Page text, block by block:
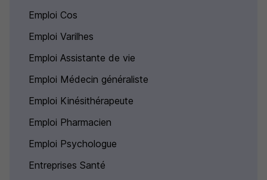
Emploi Cos
Emploi Varilhes
Emploi Assistante de vie
Emploi Médecin généraliste
Emploi Kinésithérapeute
Emploi Pharmacien
Emploi Psychologue
Entreprises Santé